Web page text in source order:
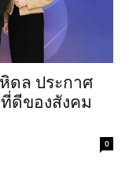
ดล ประกาศ
ดีของสังคม
0